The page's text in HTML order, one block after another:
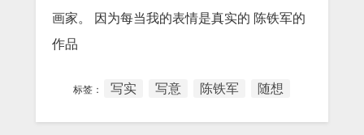
画家。 因为每当我的表情是真实的 陈铁军的
作品
标签： 写实 写意 陈铁军 随想